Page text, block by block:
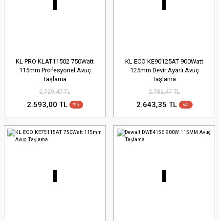
KL PRO KLAT11502 750Watt
115mm Profesyonel Avuç
Taşlama
2.729,47 TL
2.593,00 TL %5
KL ECO KE90125AT 900Watt
125mm Devir Ayarlı Avuç
Taşlama
2.782,47 TL
2.643,35 TL %5